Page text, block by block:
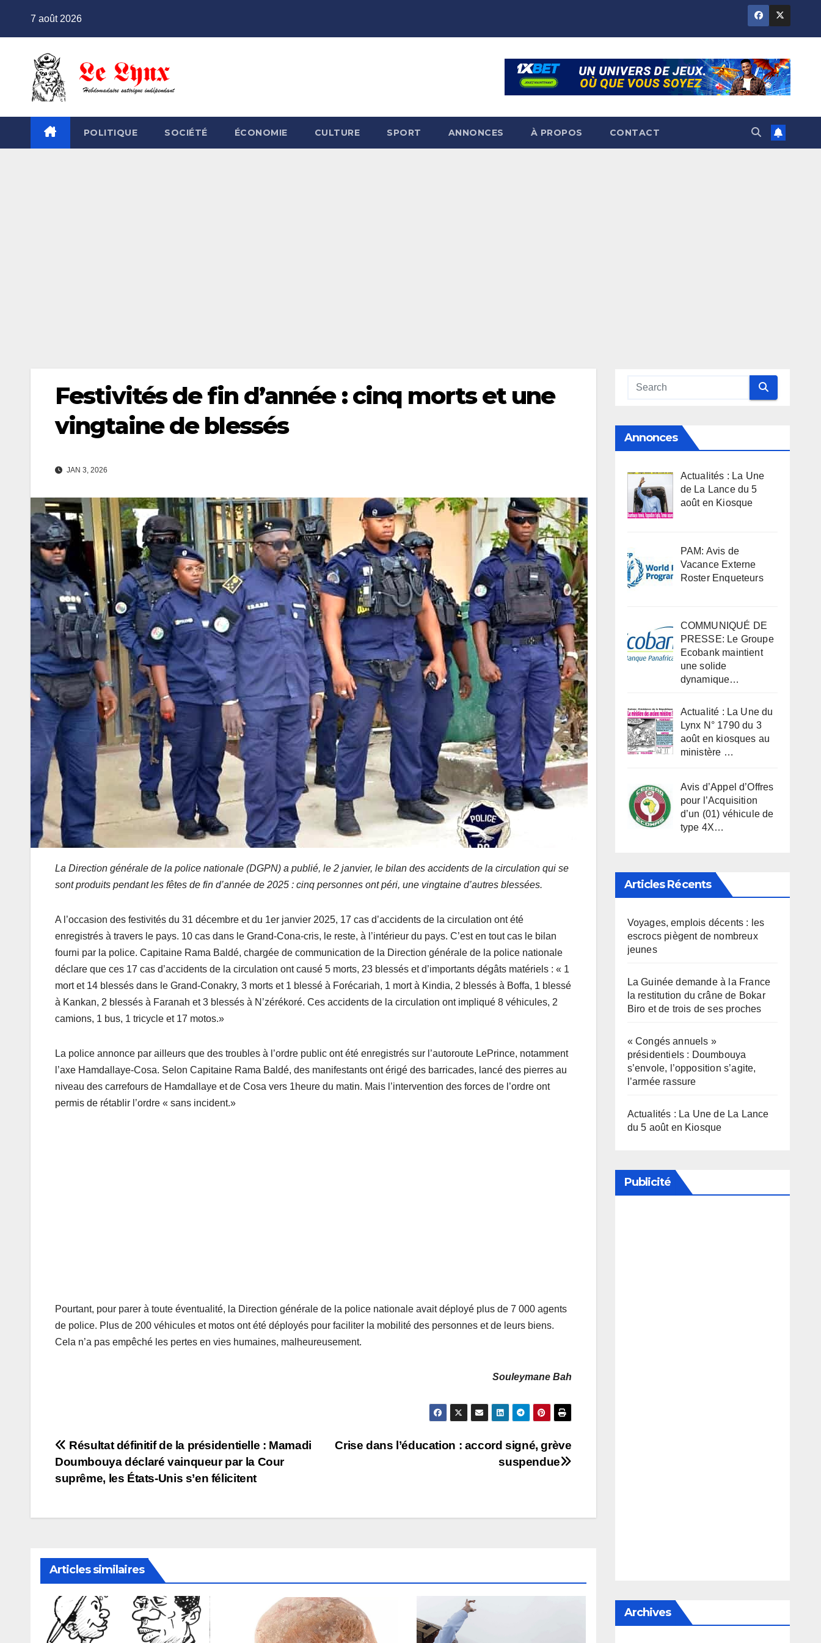
7 août 2026
POLITIQUE SOCIÉTÉ ÉCONOMIE CULTURE SPORT ANNONCES À PROPOS CONTACT
Festivités de fin d’année : cinq morts et une
vingtaine de blessés
JAN 3, 2026
La Direction générale de la police nationale (DGPN) a publié, le 2 janvier, le bilan des accidents de la circulation qui se
sont produits pendant les fêtes de fin d’année de 2025 : cinq personnes ont péri, une vingtaine d’autres blessées.
A l’occasion des festivités du 31 décembre et du 1er janvier 2025, 17 cas d’accidents de la circulation ont été
enregistrés à travers le pays. 10 cas dans le Grand-Cona-cris, le reste, à l’intérieur du pays. C’est en tout cas le bilan
fourni par la police. Capitaine Rama Baldé, chargée de communication de la Direction générale de la police nationale
déclare que ces 17 cas d’accidents de la circulation ont causé 5 morts, 23 blessés et d’importants dégâts matériels : « 1
mort et 14 blessés dans le Grand-Conakry, 3 morts et 1 blessé à Forécariah, 1 mort à Kindia, 2 blessés à Boffa, 1 blessé
à Kankan, 2 blessés à Faranah et 3 blessés à N’zérékoré. Ces accidents de la circulation ont impliqué 8 véhicules, 2
camions, 1 bus, 1 tricycle et 17 motos.»
La police annonce par ailleurs que des troubles à l’ordre public ont été enregistrés sur l’autoroute LePrince, notamment
l’axe Hamdallaye-Cosa. Selon Capitaine Rama Baldé, des manifestants ont érigé des barricades, lancé des pierres au
niveau des carrefours de Hamdallaye et de Cosa vers 1heure du matin. Mais l’intervention des forces de l’ordre ont
permis de rétablir l’ordre « sans incident.»
Pourtant, pour parer à toute éventualité, la Direction générale de la police nationale avait déployé plus de 7 000 agents
de police. Plus de 200 véhicules et motos ont été déployés pour faciliter la mobilité des personnes et de leurs biens.
Cela n’a pas empêché les pertes en vies humaines, malheureusement.
Souleymane Bah
Navigation
de
Crise dans l’éducation : accord signé, grève
suspendue
Résultat définitif de la présidentielle : Mamadi
Doumbouya déclaré vainqueur par la Cour
suprême, les États-Unis s’en félicitent
Articles similaires
Annonces
Actualités : La Une
de La Lance du 5
août en Kiosque
PAM: Avis de
Vacance Externe
Roster Enqueteurs
COMMUNIQUÉ DE
PRESSE: Le Groupe
Ecobank maintient
une solide
dynamique…
Actualité : La Une du
Lynx N° 1790 du 3
août en kiosques au
ministère …
Avis d’Appel d’Offres
pour l’Acquisition
d’un (01) véhicule de
type 4X…
Articles Récents
Voyages, emplois décents : les
escrocs piègent de nombreux
jeunes
La Guinée demande à la France
la restitution du crâne de Bokar
Biro et de trois de ses proches
« Congés annuels »
présidentiels : Doumbouya
s’envole, l’opposition s’agite,
l’armée rassure
Actualités : La Une de La Lance
du 5 août en Kiosque
Publicité
Archives